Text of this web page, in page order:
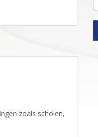
zoals scholen,